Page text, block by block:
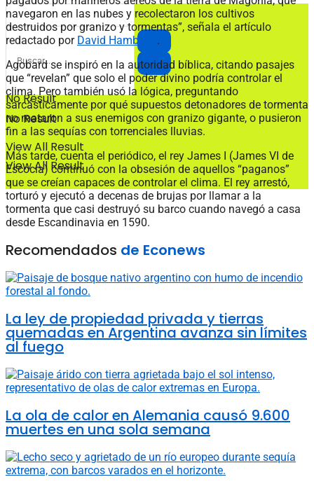
No Result
View All Result
No Result
View All Result
navegaron en las nubes y recolectaron los cultivos
destruidos por granizo y tormentas”, señala el artículo
redactado por David Hambling .
Agobard se inspiró en la autoridad bíblica, citando pasajes
que “revelan” que solo el poder divino podría controlar el
clima. Pero también usó la lógica, preguntando
sarcásticamente por qué supuestos detonadores de tormenta
no mataron a sus enemigos con granizo gigante, o pusieron
fin a las sequías con torrenciales lluvias.
Más tarde, cuenta el periódico, el rey James I (James VI de
Escocia) continuó con la obsesión de aquellos “paganos”
que se creían capaces de controlar el clima. El rey arrestó,
torturó y ejecutó a decenas de brujas por llamar a la
tormenta que casi destruyó su barco cuando navegó a casa
desde Escandinavia en 1590.
Recomendados de Econews
La ley de propiedad privada y tierras
quemadas en Argentina avanza sin límites
al fuego
La ola de calor en Alemania causó 9.600
muertes en una sola semana